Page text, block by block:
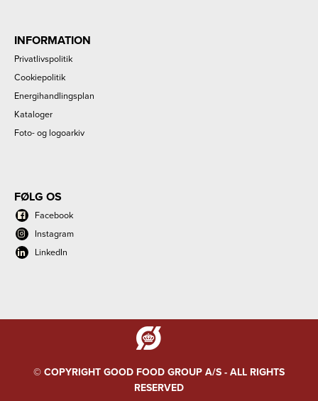
INFORMATION
Privatlivspolitik
Cookiepolitik
Energihandlingsplan
Kataloger
Foto- og logoarkiv
FØLG OS
Facebook
Instagram
LinkedIn
© COPYRIGHT GOOD FOOD GROUP A/S - ALL RIGHTS
RESERVED